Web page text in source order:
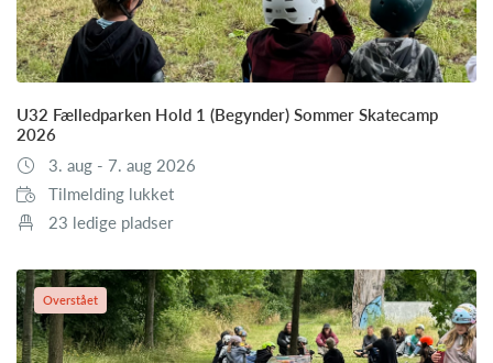
U32 Fælledparken Hold 1 (Begynder) Sommer Skatecamp
2026
3. aug - 7. aug 2026
Tilmelding lukket
23 ledige pladser
Overstået